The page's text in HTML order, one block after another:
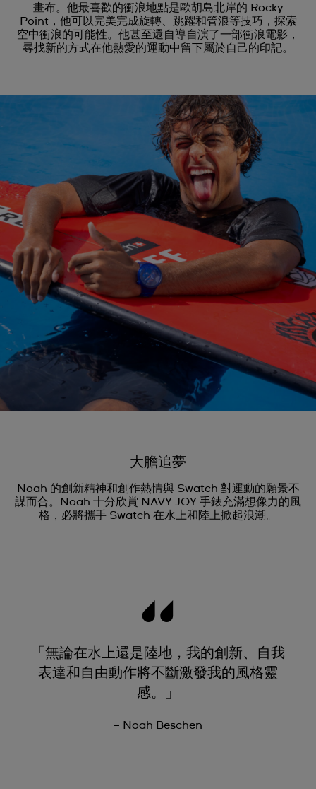
畫布。他最喜歡的衝浪地點是歐胡島北岸的 Rocky
Point，他可以完美完成旋轉、跳躍和管浪等技巧，探索
空中衝浪的可能性。他甚至還自導自演了一部衝浪電影，
尋找新的方式在他熱愛的運動中留下屬於自己的印記。
大膽追夢
Noah 的創新精神和創作熱情與 Swatch 對運動的願景不
謀而合。Noah 十分欣賞 NAVY JOY 手錶充滿想像力的風
格，必將攜手 Swatch 在水上和陸上掀起浪潮。
「無論在水上還是陸地，我的創新、自我
表達和自由動作將不斷激發我的風格靈
感。」
– Noah Beschen